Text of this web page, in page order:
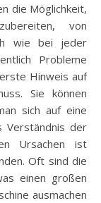
die Möglichkeit,
von
wie bei jeder
Probleme
Hinweis auf
Sie können
sich auf eine
Verständnis der
Ursachen ist
Oft sind die
einen großen
ausmachen